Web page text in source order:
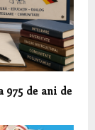
de ani de